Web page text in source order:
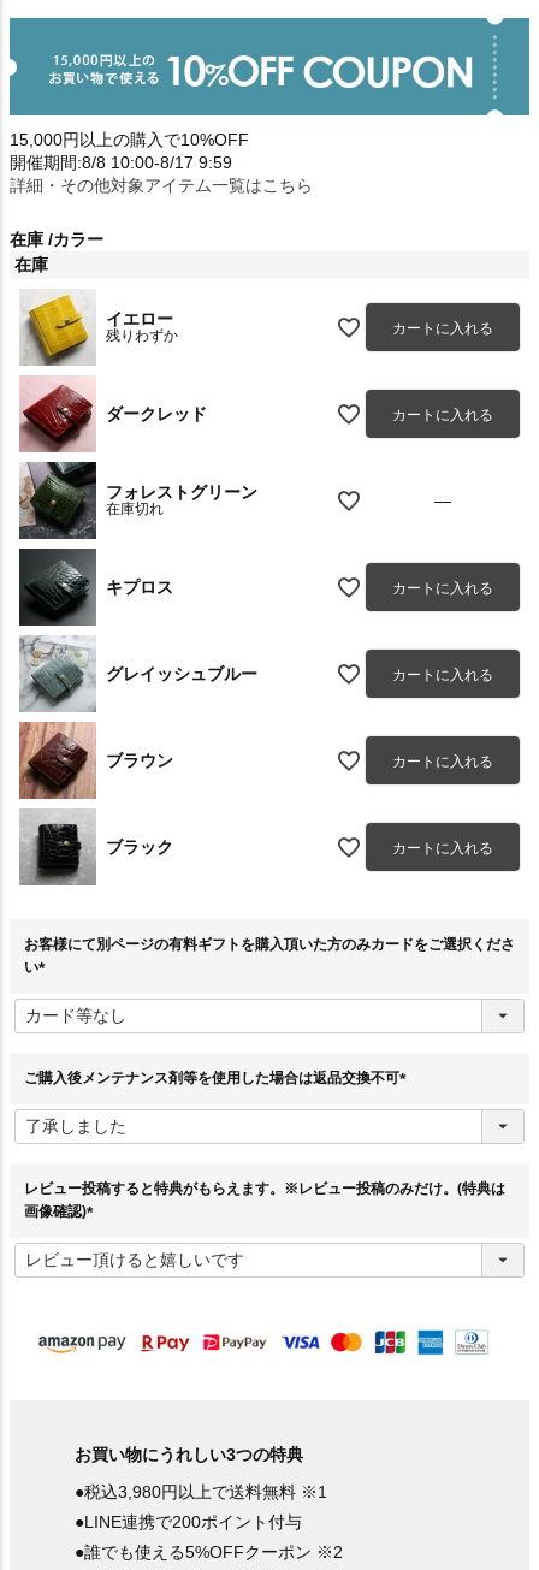
15,000円以上の購入で10%OFF
開催期間:8/8 10:00-8/17 9:59
詳細・その他対象アイテム一覧はこちら
在庫 カラー
在庫
イエロー
残りわずか カートに入れる
ダークレッド カートに入れる
フォレストグリーン
在庫切れ —
キプロス カートに入れる
グレイッシュブルー カートに入れる
ブラウン カートに入れる
ブラック カートに入れる
お客様にて別ページの有料ギフトを購入頂いた方のみカードをご選択くださ
い
必
須
ご購入後メンテナンス剤等を使用した場合は返品交換不可
須
レビュー投稿すると特典がもらえます。※レビュー投稿のみだけ。(特典は
画像確認)
必
須
お買い物にうれしい3つの特典
●税込3,980円以上で送料無料 ※1
●LINE連携で200ポイント付与
●誰でも使える5%OFFクーポン ※2